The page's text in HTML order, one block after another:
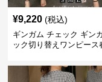
¥9,220 (税込)
ギンガム チェック ギン
ック切り替えワンピース